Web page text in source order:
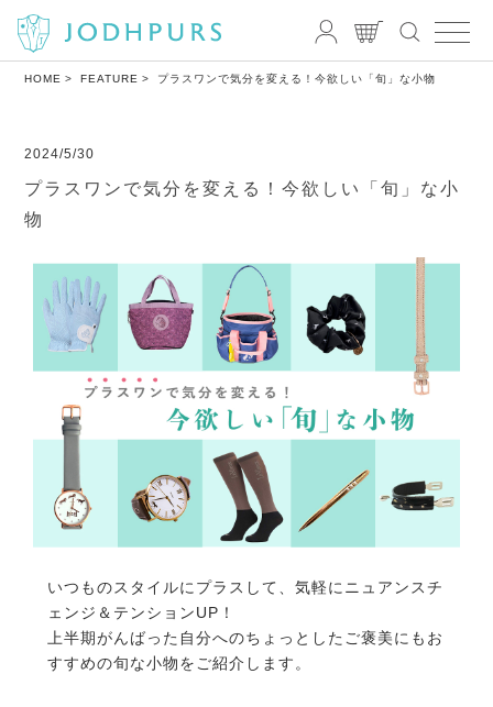
HOME FEATURE プラスワンで気分を変える！今欲しい「旬」な小物
2024/5/30
プラスワンで気分を変える！今欲しい「旬」な小
物
いつものスタイルにプラスして、気軽にニュアンスチ
ェンジ＆テンションUP！
上半期がんばった自分へのちょっとしたご褒美にもお
すすめの旬な小物をご紹介します。